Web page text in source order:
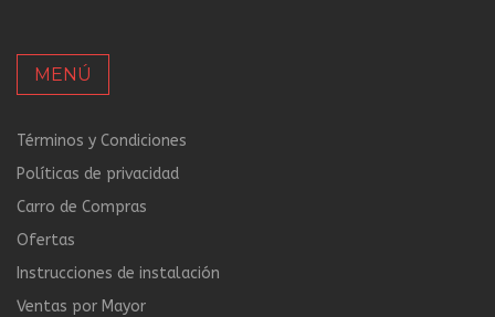
MENÚ
Términos y Condiciones
Políticas de privacidad
Carro de Compras
Ofertas
Instrucciones de instalación
Ventas por Mayor